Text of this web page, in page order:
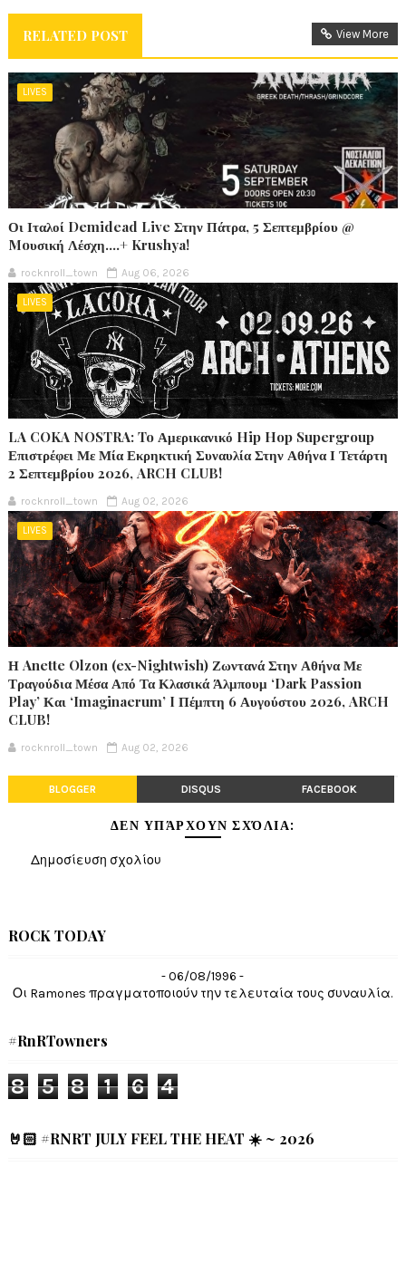
RELATED POST View More
LIVES
Οι Ιταλοί Demidead Live Στην Πάτρα, 5 Σεπτεμβρίου @
Moυσική Λέσχη….+ Krushya!
rocknroll_town Aug 06, 2026
LIVES
LA COKA NOSTRA: To Αμερικανικό Hip Hop Supergroup
Επιστρέφει Με Μία Εκρηκτική Συναυλία Στην Αθήνα Ι Τετάρτη
2 Σεπτεμβρίου 2026, ARCH CLUB!
rocknroll_town Aug 02, 2026
LIVES
Η Anette Olzon (ex-Nightwish) Ζωντανά Στην Αθήνα Με
Τραγούδια Μέσα Από Τα Κλασικά Άλμπουμ ‘Dark Passion
Play’ Και ‘Imaginaerum’ I Πέμπτη 6 Αυγούστου 2026, ARCH
CLUB!
rocknroll_town Aug 02, 2026
BLOGGER DISQUS FACEBOOK
ΔΕΝ ΥΠΆΡΧΟΥΝ ΣΧΌΛΙΑ:
Δημοσίευση σχολίου
ROCK TODAY
- 06/08/1996 -
Οι Ramones πραγματοποιούν την τελευταία τους συναυλία.
#RnRTowners
8 5 8 1 6 4
🤘🏻 #RNRT JULY FEEL THE HEAT ☀️ ~ 2026